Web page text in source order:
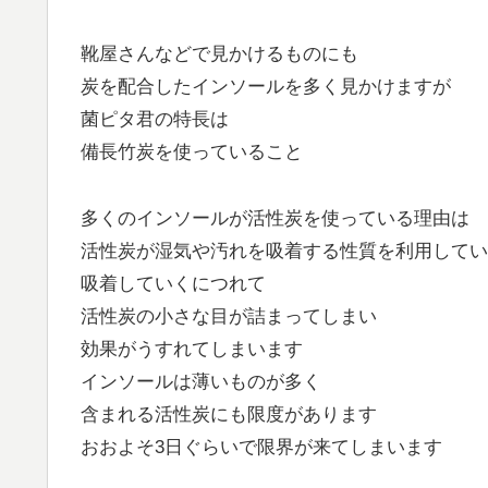
靴屋さんなどで見かけるものにも
炭を配合したインソールを多く見かけますが
菌ピタ君の特長は
備長竹炭を使っていること
多くのインソールが活性炭を使っている理由は
活性炭が湿気や汚れを吸着する性質を利用して
吸着していくにつれて
活性炭の小さな目が詰まってしまい
効果がうすれてしまいます
インソールは薄いものが多く
含まれる活性炭にも限度があります
おおよそ3日ぐらいで限界が来てしまいます